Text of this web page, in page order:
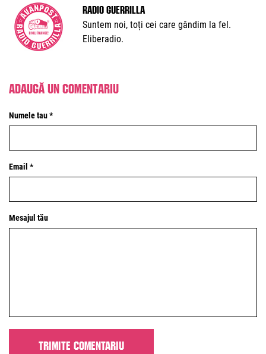
Radio Guerrilla
Suntem noi, toți cei care gândim la fel.
Eliberadio.
Adaugă un comentariu
Numele tau *
Email *
Mesajul tău